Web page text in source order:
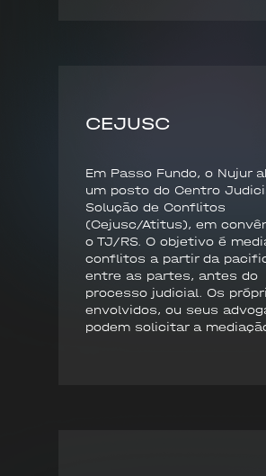
CEJUSC
Em Passo Fundo, o Nujur
um posto do Centro
Solução de Conflitos
(Cejusc/Atitus), em
o TJ/RS. O objetivo é
conflitos a partir da
entre as partes, antes do
processo judicial. Os
envolvidos, ou seus
podem solicitar a